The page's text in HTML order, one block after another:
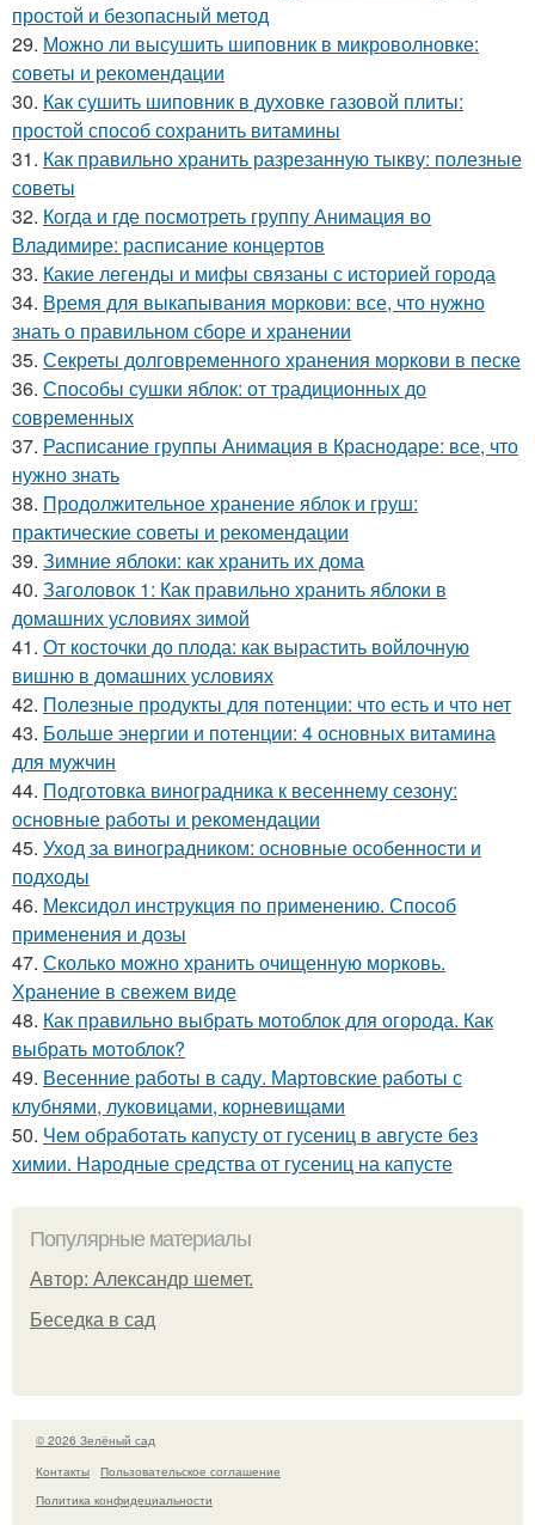
простой и безопасный метод
29. Можно ли высушить шиповник в микроволновке:
советы и рекомендации
30. Как сушить шиповник в духовке газовой плиты:
простой способ сохранить витамины
31. Как правильно хранить разрезанную тыкву: полезные
советы
32. Когда и где посмотреть группу Анимация во
Владимире: расписание концертов
33. Какие легенды и мифы связаны с историей города
34. Время для выкапывания моркови: все, что нужно
знать о правильном сборе и хранении
35. Секреты долговременного хранения моркови в песке
36. Способы сушки яблок: от традиционных до
современных
37. Расписание группы Анимация в Краснодаре: все, что
нужно знать
38. Продолжительное хранение яблок и груш:
практические советы и рекомендации
39. Зимние яблоки: как хранить их дома
40. Заголовок 1: Как правильно хранить яблоки в
домашних условиях зимой
41. От косточки до плода: как вырастить войлочную
вишню в домашних условиях
42. Полезные продукты для потенции: что есть и что нет
43. Больше энергии и потенции: 4 основных витамина
для мужчин
44. Подготовка виноградника к весеннему сезону:
основные работы и рекомендации
45. Уход за виноградником: основные особенности и
подходы
46. Мексидол инструкция по применению. Способ
применения и дозы
47. Сколько можно хранить очищенную морковь.
Хранение в свежем виде
48. Как правильно выбрать мотоблок для огорода. Как
выбрать мотоблок?
49. Весенние работы в саду. Мартовские работы с
клубнями, луковицами, корневищами
50. Чем обработать капусту от гусениц в августе без
химии. Народные средства от гусениц на капусте
Популярные материалы
Автор: Александр шемет.
Беседка в сад
© 2026 Зелёный сад
Контакты
Пользовательское соглашение
Политика конфидециальности